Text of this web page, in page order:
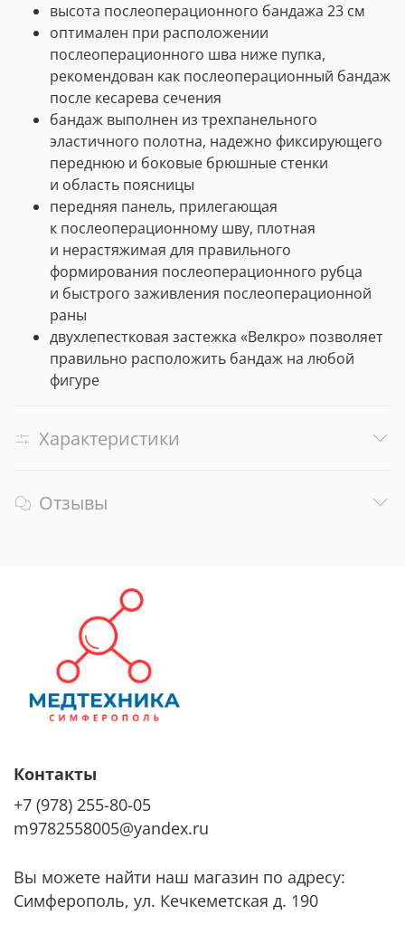
высота послеоперационного бандажа 23 см
оптимален при расположении
послеоперационного шва ниже пупка,
рекомендован как послеоперационный бандаж
после кесарева сечения
бандаж выполнен из трехпанельного
эластичного полотна, надежно фиксирующего
переднюю и боковые брюшные стенки
и область поясницы
передняя панель, прилегающая
к послеоперационному шву, плотная
и нерастяжимая для правильного
формирования послеоперационного рубца
и быстрого заживления послеоперационной
раны
двухлепестковая застежка «Велкро» позволяет
правильно расположить бандаж на любой
фигуре
Характеристики
Отзывы
Контакты
+7 (978) 255-80-05
m9782558005@yandex.ru
Вы можете найти наш магазин по адресу:
Симферополь, ул. Кечкеметская д. 190